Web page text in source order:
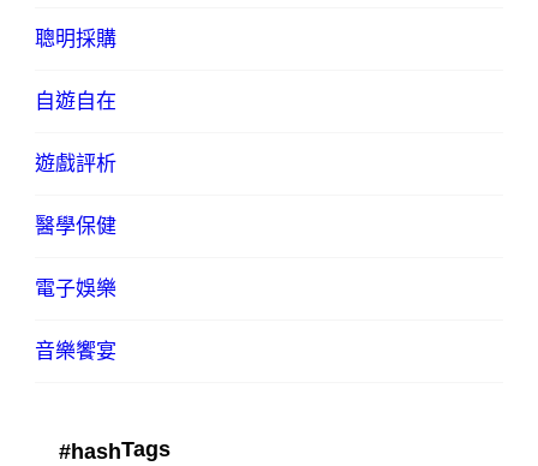
聰明採購
自遊自在
遊戲評析
醫學保健
電子娛樂
音樂饗宴
#hashTags